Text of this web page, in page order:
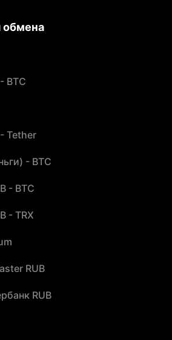
обмена
BTC
Tether
- BTC
- BTC
- TRX
RUB
RUB